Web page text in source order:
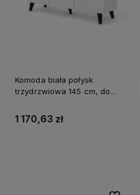
Komoda biała połysk
trzydrzwiowa 145 cm, do
1 170,63 zł